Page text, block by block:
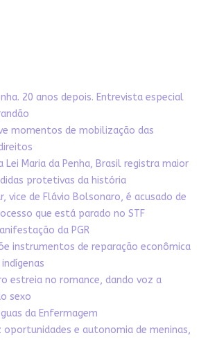
20 anos depois. Entrevista especial
momentos de mobilização das
Lei Maria da Penha, Brasil registra maior
protetivas da história
vice de Flávio Bolsonaro, é acusado de
que está parado no STF
da PGR
instrumentos de reparação econômica
estreia no romance, dando voz a
sexo
da Enfermagem
oportunidades e autonomia de meninas,